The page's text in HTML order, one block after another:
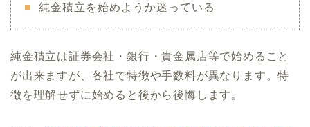
純金積立を始めようか迷っている
純金積立は証券会社・銀行・貴金属店等で始めること
が出来ますが、各社で特徴や手数料が異なります。特
徴を理解せずに始めると後から後悔します。